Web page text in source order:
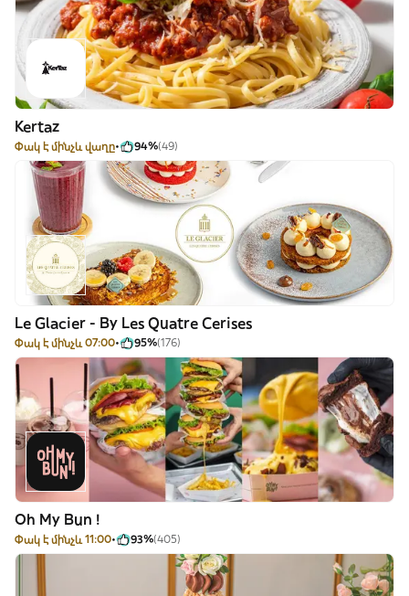
Kertaz
Փակ է մինչև վաղը 94%(49)
Le Glacier - By Les Quatre Cerises
Փակ է մինչև 07:00 95%(176)
Oh My Bun !
Փակ է մինչև 11:00 93%(405)